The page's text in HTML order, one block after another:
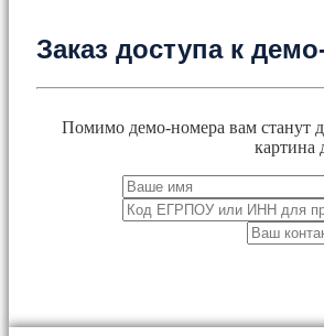
Заказ доступа к
Помимо демо-номера вам станут
картина